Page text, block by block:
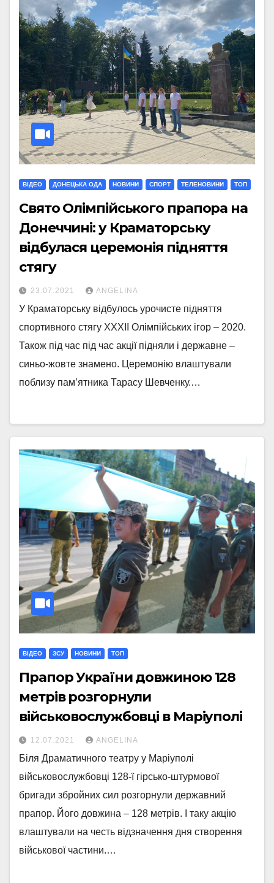
ВІДЕО ДОНЕЦЬКА ОДА НОВИНИ СПОРТ ТЕЛЕНОВИНИ ТОП
Свято Олімпійського прапора на
Донеччині: у Краматорську
відбулася церемонія підняття
стягу
23.07.2021 ANGELINA
У Краматорську відбулось урочисте підняття
спортивного стягу ХХХІІ Олімпійських ігор – 2020.
Також під час під час акції підняли і державне –
синьо-жовте знамено. Церемонію влаштували
поблизу пам’ятника Тарасу Шевченку.…
ВІДЕО ЗСУ НОВИНИ ТОП
Прапор України довжиною 128
метрів розгорнули
військовослужбовці в Маріуполі
12.07.2021 ANGELINA
Біля Драматичного театру у Маріуполі
військовослужбовці 128-ї гірсько-штурмової
бригади збройних сил розгорнули державний
прапор. Його довжина – 128 метрів. І таку акцію
влаштували на честь відзначення дня створення
військової частини.…